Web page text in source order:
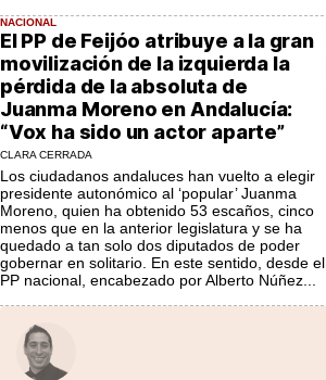
NACIONAL
El PP de Feijóo atribuye a la gran
movilización de la izquierda la
pérdida de la absoluta de
Juanma Moreno en Andalucía:
“Vox ha sido un actor aparte”
CLARA CERRADA
Los ciudadanos andaluces han vuelto a elegir
presidente autonómico al ‘popular’ Juanma
Moreno, quien ha obtenido 53 escaños, cinco
menos que en la anterior legislatura y se ha
quedado a tan solo dos diputados de poder
gobernar en solitario. En este sentido, desde el
PP nacional, encabezado por Alberto Núñez...